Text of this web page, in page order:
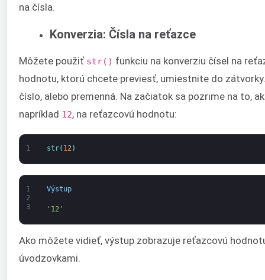
na čísla.
Konverzia: Čísla na reťazce
Môžete použiť str() funkciu na konverziu čísel na
hodnotu, ktorú chcete previesť, umiestnite do
číslo, alebo premenná. Na začiatok sa pozrime na to,
napríklad 12, na reťazcovú hodnotu:
1 str( 12 )
1
2
3
Výstup
'12'
Ako môžete vidieť, výstup zobrazuje reťazcovú
úvodzovkami.